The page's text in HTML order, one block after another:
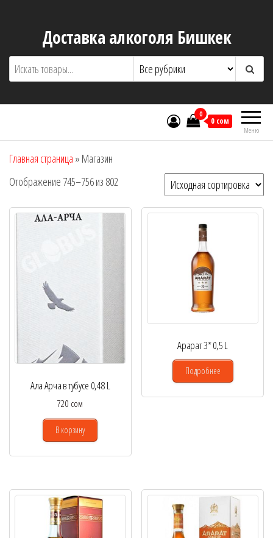
содержимомуДоставка алкоголя Бишкек
Меню
0
0 сом
Главная страница » Магазин
Отображение 745–756 из 802
Ала Арча в тубусе 0,48 L
720 сом
В корзину
Арарат 3* 0,5 L
Подробнее